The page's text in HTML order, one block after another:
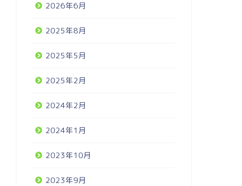
2026年6月
2025年8月
2025年5月
2025年2月
2024年2月
2024年1月
2023年10月
2023年9月